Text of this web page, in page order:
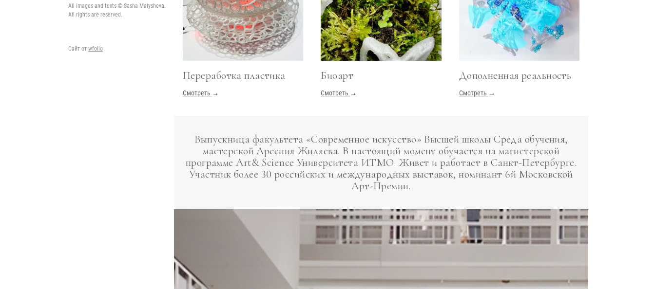
All images and texts © Sasha Malysheva.
All rights are reserved.
Сайт от wfolio
Переработка пластика
Смотреть →
Биоарт
Смотреть →
Дополненная реальность
Смотреть →
Выпускница факультета «Современное искусство» Высшей школы Среда обучения,
мастерской Арсения Жиляева. В настоящий момент обучается на магистерской
программе Art& Science Университета ИТМО. Живет и работает в Санкт-Петербурге.
Участник более 30 российских и международных выставок, номинант 6й Московской
Арт-Премии.